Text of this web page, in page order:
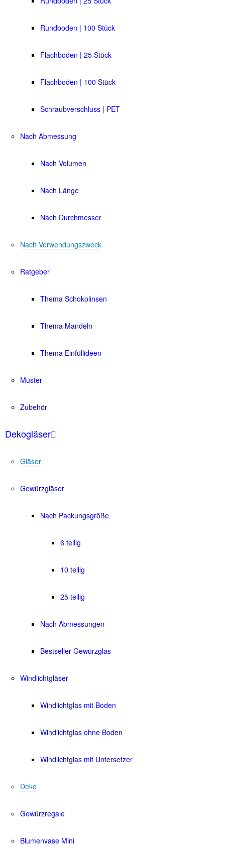
Rundboden | 100 Stück
Flachboden | 25 Stück
Flachboden | 100 Stück
Schraubverschluss | PET
Nach Abmessung
Nach Volumen
Nach Länge
Nach Durchmesser
Nach Verwendungszweck
Ratgeber
Thema Schokolinsen
Thema Mandeln
Thema Einfüllideen
Muster
Zubehör
Dekogläser
Gläser
Gewürzgläser
Nach Packungsgröße
6 teilig
10 teilig
25 teilig
Nach Abmessungen
Bestseller Gewürzglas
Windlichtgläser
Windlichtglas mit Boden
Windlichtglas ohne Boden
Windlichtglas mit Untersetzer
Deko
Gewürzregale
Blumenvase Mini